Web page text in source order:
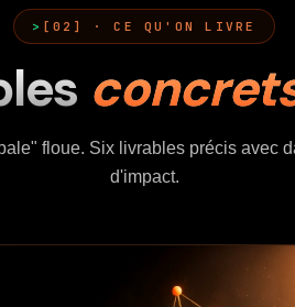
[02] · CE QU'ON LIVRE
floue. Six livrables précis avec
d'impact.